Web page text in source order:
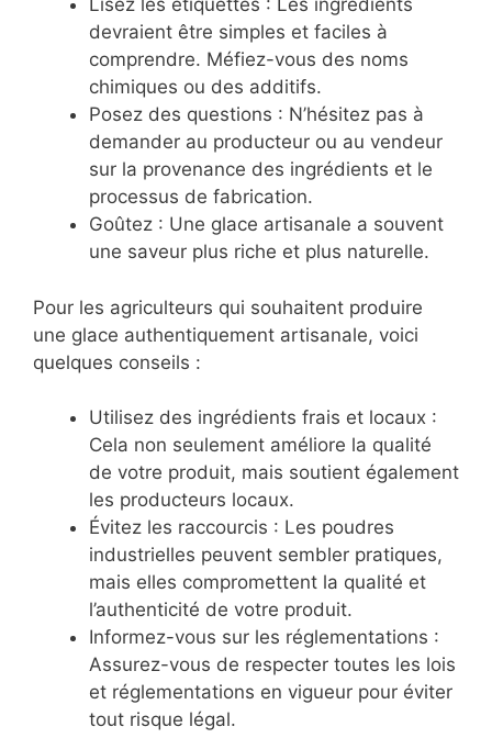
Lisez les étiquettes : Les ingrédients
devraient être simples et faciles à
comprendre. Méfiez-vous des noms
chimiques ou des additifs.
Posez des questions : N’hésitez pas à
demander au producteur ou au vendeur
sur la provenance des ingrédients et le
processus de fabrication.
Goûtez : Une glace artisanale a souvent
une saveur plus riche et plus naturelle.
Pour les agriculteurs qui souhaitent produire
une glace authentiquement artisanale, voici
quelques conseils :
Utilisez des ingrédients frais et locaux :
Cela non seulement améliore la qualité
de votre produit, mais soutient également
les producteurs locaux.
Évitez les raccourcis : Les poudres
industrielles peuvent sembler pratiques,
mais elles compromettent la qualité et
l’authenticité de votre produit.
Informez-vous sur les réglementations :
Assurez-vous de respecter toutes les lois
et réglementations en vigueur pour éviter
tout risque légal.